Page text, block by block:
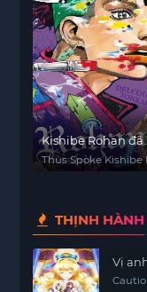
Kishibe Rohan đã
Thus Spoke Kishibe
THỊNH HÀNH
Vị